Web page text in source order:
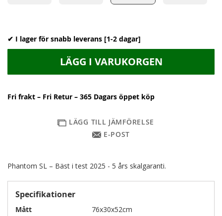
✔ I lager för snabb leverans [1-2 dagar]
LÄGG I VARUKORGEN
Fri frakt – Fri Retur – 365 Dagars öppet köp
LÄGG TILL JÄMFÖRELSE
E-POST
Phantom SL – Bäst i test 2025 - 5 års skalgaranti.
Specifikationer
Mått
76x30x52cm